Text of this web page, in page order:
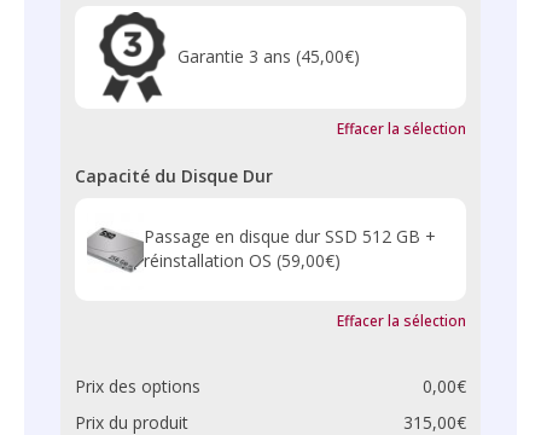
Garantie 3 ans (45,00€)
Effacer la sélection
Capacité du Disque Dur
Passage en disque dur SSD 512 GB +
réinstallation OS (59,00€)
Effacer la sélection
Prix des options 0,00€
Prix du produit
315,00€